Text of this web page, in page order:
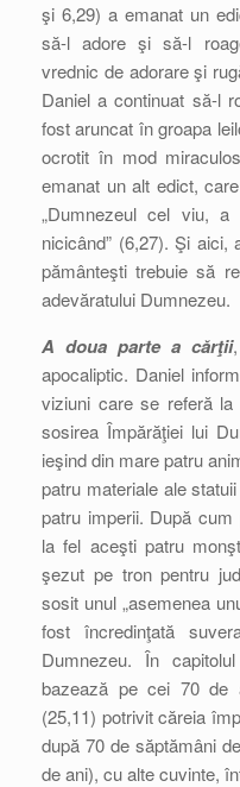
şi 6,29) a emanat un
să-l adore şi să-l
vrednic de adorare şi
Daniel a continuat să-l
fost aruncat în groapa
ocrotit în mod
emanat un alt edict,
„Dumnezeul cel viu,
nicicând” (6,27). Şi
pământeşti trebuie să
adevăratului Dumnezeu.
A doua parte a cărţii
apocaliptic. Daniel
viziuni care se referă
sosirea Împărăţiei lui
ieşind din mare patru
patru materiale ale
patru imperii. După
la fel aceşti patru
şezut pe tron pentru
sosit unul „asemenea
fost încredinţată
Dumnezeu. În
bazează pe cei 70 de
(25,11) potrivit căreia
după 70 de săptămâni
de ani), cu alte cuvinte,